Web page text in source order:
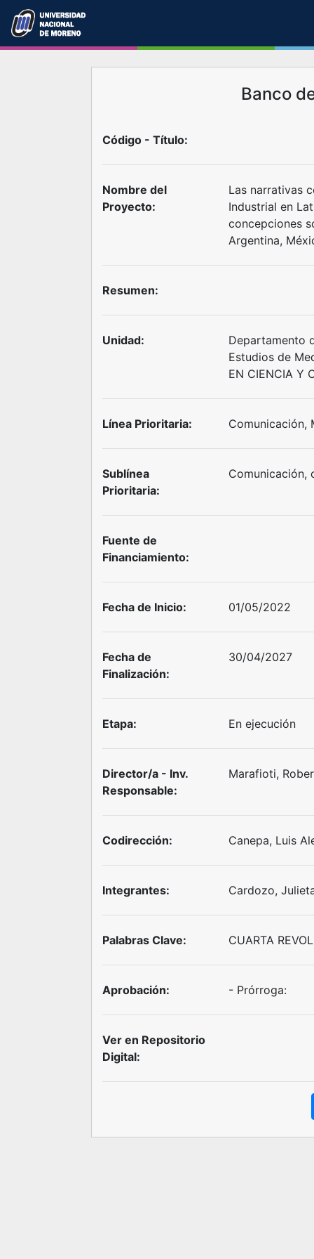
Banco
Código - Título:
Nombre del
Proyecto:
Las narrativas
Industrial en
concepciones
Argentina,
Resumen:
Unidad:
Departamento
Estudios de
EN CIENCIA Y
Línea Prioritaria: Comunicación,
Sublínea
Prioritaria:
Comunicación,
Fuente de
Financiamiento:
Fecha de Inicio: 01/05/2022
Fecha de
Finalización:
30/04/2027
Etapa: En ejecución
Director/a - Inv.
Responsable:
Marafioti,
Codirección: Canepa, Luis
Integrantes: Cardozo,
Palabras Clave: CUARTA
Aprobación: - Prórroga:
Ver en Repositorio
Digital: